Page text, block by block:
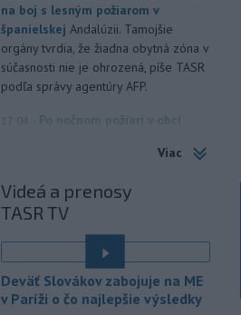
na boj s lesným požiarom v
španielskej Andalúzii. Tamojšie
orgány tvrdia, že žiadna obytná zóna v
súčasnosti nie je ohrozená, píše TASR
podľa správy agentúry AFP.
Po nočnom požiari v obci
zasiahol celkovo desať stavieb,
situáciu.
tvoria kolóny vozidiel v každom
smere k festivalu Lovestream.
Usmerňované sú bratislavskou
políciou.
Viac
Videá a prenosy
TASR TV
Deväť Slovákov zabojuje na ME
v Paríži o čo najlepšie výsledky